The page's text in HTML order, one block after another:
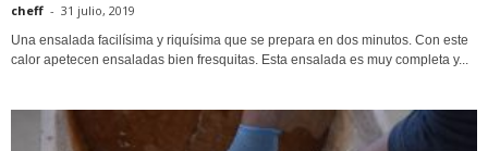
cheff - 31 julio, 2019
Una ensalada facilísima y riquísima que se prepara en dos minutos. Con este
calor apetecen ensaladas bien fresquitas. Esta ensalada es muy completa y...